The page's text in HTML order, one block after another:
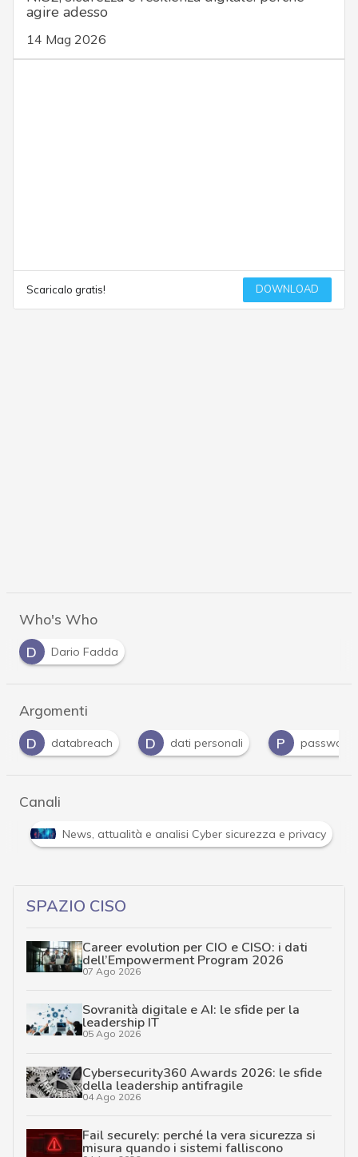
agire adesso
14 Mag 2026
Scaricalo gratis! DOWNLOAD
Who's Who
D
Dario Fadda
Argomenti
D dati personali P password P phishing
Canali
hacker e Malware: le ultime news in tempo reale e gli
SPAZIO CISO
Career evolution per CIO e CISO: i dati
dell’Empowerment Program 2026
07 Ago 2026
Sovranità digitale e AI: le sfide per la
leadership IT
05 Ago 2026
Cybersecurity360 Awards 2026: le sfide
della leadership antifragile
04 Ago 2026
Fail securely: perché la vera sicurezza si
misura quando i sistemi falliscono